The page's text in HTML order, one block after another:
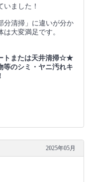
ました！
分清掃」に違いが分か
大変満足です。
トまたは天井清掃☆★
等のシミ・ヤニ汚れキ
2025年05月